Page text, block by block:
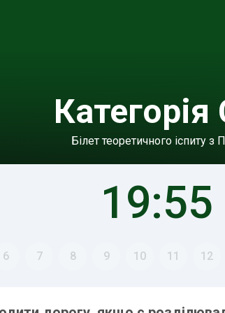
Категорія
Білет теоретичного іспиту з
19:55
6 7 8 9 10 11 12